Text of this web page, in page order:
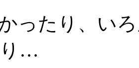
ったり、い
…